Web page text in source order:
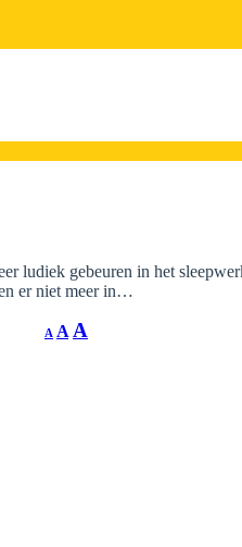
ludiek gebeuren in het
er niet meer in…
A A A